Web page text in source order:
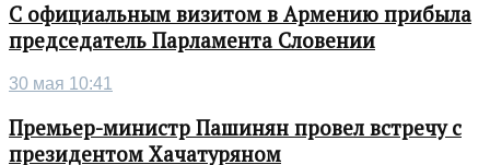
С официальным визитом в Армению прибыла
председатель Парламента Словении
30 мая 10:41
Премьер-министр Пашинян провел встречу с
президентом Хачатуряном